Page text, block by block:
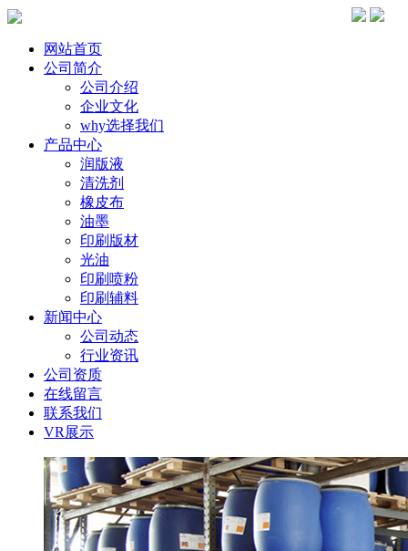
网站首页
公司简介
公司介绍
企业文化
why选择我们
产品中心
润版液
清洗剂
橡皮布
油墨
印刷版材
光油
印刷喷粉
印刷辅料
新闻中心
公司动态
行业资讯
公司资质
在线留言
联系我们
VR展示